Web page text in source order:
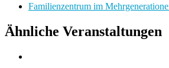
Familienzentrum im
Ähnliche Veranstaltungen